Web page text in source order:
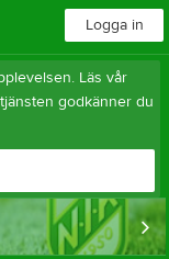
Logga in
Läs vår
godkänner du